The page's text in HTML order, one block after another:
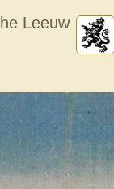
Leeuw